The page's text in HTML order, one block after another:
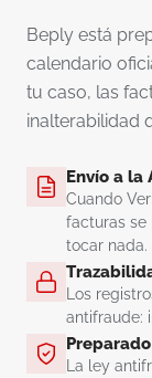
Beply está
calendario
tu caso, las
inalterabilidad
Envío a la
Cuando
facturas se
tocar nada.
Los
antifraude:
La ley